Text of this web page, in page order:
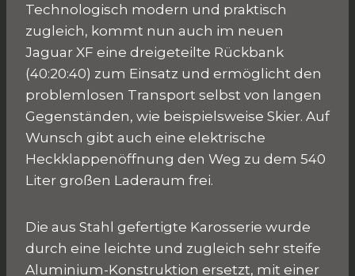
Technologisch modern und praktisch
zugleich, kommt nun auch im neuen
Jaguar XF eine dreigeteilte Rückbank
(40:20:40) zum Einsatz und ermöglicht den
problemlosen Transport selbst von langen
Gegenständen, wie beispielsweise Skier. Auf
Wunsch gibt auch eine elektrische
Heckklappenöffnung den Weg zu dem 540
Liter großen Laderaum frei.
Die aus Stahl gefertigte Karosserie wurde
durch eine leichte und zugleich sehr steife
Aluminium-Konstruktion ersetzt, mit einer